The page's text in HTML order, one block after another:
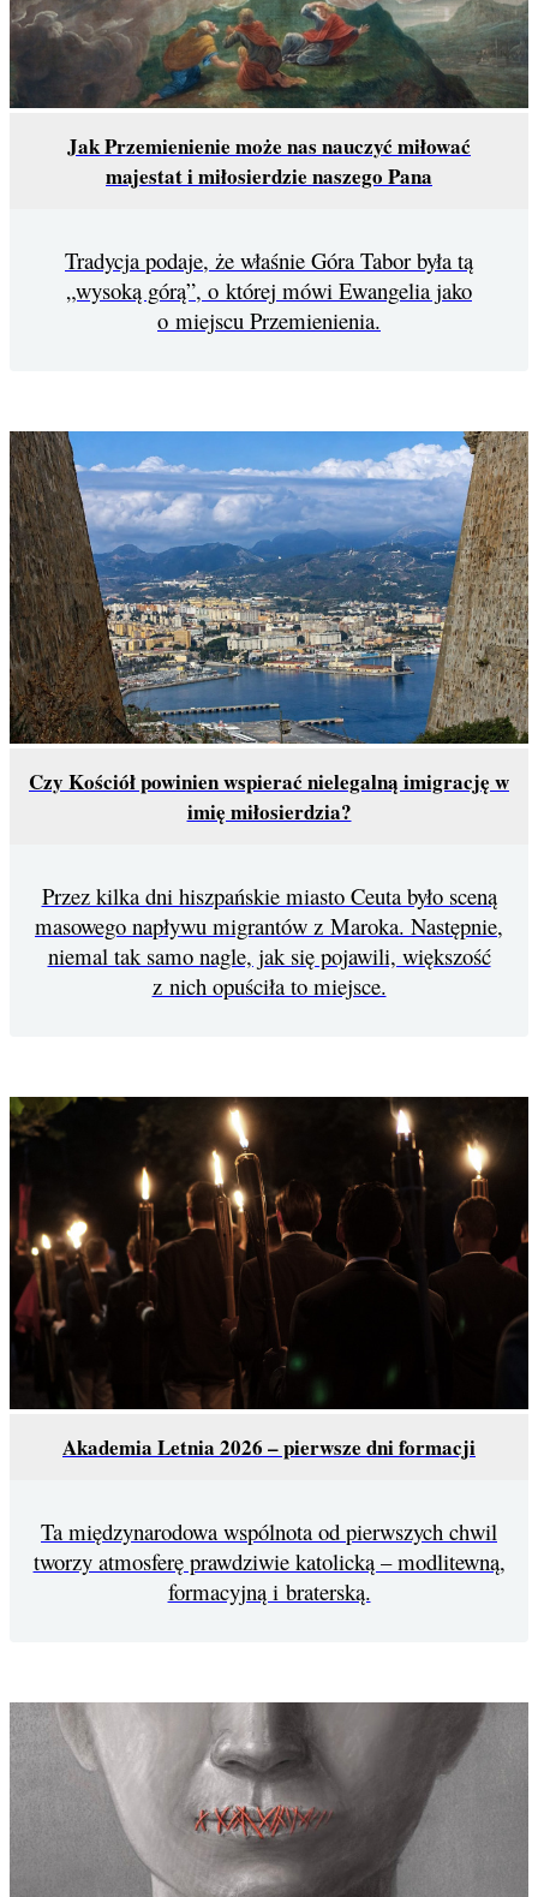
Jak Przemienienie może nas nauczyć miłować
majestat i miłosierdzie naszego Pana
Tradycja podaje, że właśnie Góra Tabor była tą
„wysoką górą”, o której mówi Ewangelia jako
o miejscu Przemienienia.
Czy Kościół powinien wspierać nielegalną imigrację w
imię miłosierdzia?
Przez kilka dni hiszpańskie miasto Ceuta było sceną
masowego napływu migrantów z Maroka. Następnie,
niemal tak samo nagle, jak się pojawili, większość
z nich opuściła to miejsce.
Akademia Letnia 2026 – pierwsze dni formacji
Ta międzynarodowa wspólnota od pierwszych chwil
tworzy atmosferę prawdziwie katolicką – modlitewną,
formacyjną i braterską.